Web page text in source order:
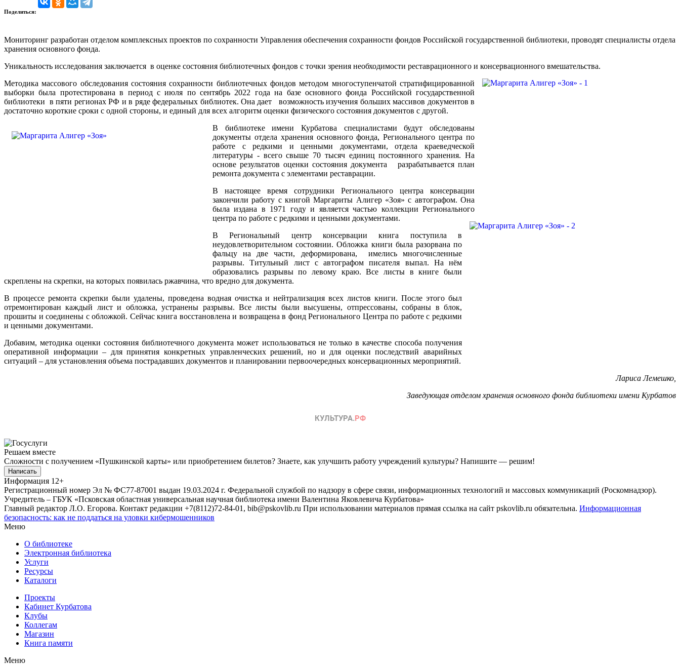
Поделиться:
Мониторинг разработан отделом комплексных проектов по сохранности Управления обеспечения сохранности фондов Российской государственной библиотеки, проводят специалисты отдела
хранения основного фонда.
Уникальность исследования заключается в оценке состояния библиотечных фондов с точки зрения необходимости реставрационного и консервационного вмешательства.
Методика массового обследования состояния сохранности библиотечных фондов методом многоступенчатой стратифицированной
выборки была протестирована в период с июля по сентябрь 2022 года на базе основного фонда Российской государственной
библиотеки в пяти регионах РФ и в ряде федеральных библиотек. Она дает возможность изучения больших массивов документов в
достаточно короткие сроки с одной стороны, и единый для всех алгоритм оценки физического состояния документов с другой.
В библиотеке имени Курбатова специалистами будут обследованы
документы отдела хранения основного фонда, Регионального центра по
работе с редкими и ценными документами, отдела краеведческой
литературы - всего свыше 70 тысяч единиц постоянного хранения. На
основе результатов оценки состояния документа разрабатывается план
ремонта документа с элементами реставрации.
В настоящее время сотрудники Регионального центра консервации
закончили работу с книгой Маргариты Алигер «Зоя» с автографом. Она
была издана в 1971 году и является частью коллекции Регионального
центра по работе с редкими и ценными документами.
В Региональный центр консервации книга поступила в
неудовлетворительном состоянии. Обложка книги была разорвана по
фальцу на две части, деформирована, имелись многочисленные
разрывы. Титульный лист с автографом писателя выпал. На нём
образовались разрывы по левому краю. Все листы в книге были
скреплены на скрепки, на которых появилась ржавчина, что вредно для документа.
В процессе ремонта скрепки были удалены, проведена водная очистка и нейтрализация всех листов книги. После этого был
отремонтирован каждый лист и обложка, устранены разрывы. Все листы были высушены, отпрессованы, собраны в блок,
прошиты и соединены с обложкой. Сейчас книга восстановлена и возвращена в фонд Регионального Центра по работе с редкими
и ценными документами.
Добавим, методика оценки состояния библиотечного документа может использоваться не только в качестве способа получения
оперативной информации – для принятия конкретных управленческих решений, но и для оценки последствий аварийных
ситуаций – для установления объема пострадавших документов и планировании первоочередных консервационных мероприятий.
Лариса Лемешко,
Заведующая отделом хранения основного фонда библиотеки имени Курбатов
Решаем вместе
Сложности с получением «Пушкинской карты» или приобретением билетов? Знаете, как улучшить работу учреждений культуры? Напишите — решим!
Написать
Информация 12+
Регистрационный номер Эл № ФС77-87001 выдан 19.03.2024 г. Федеральной службой по надзору в сфере связи, информационных технологий и массовых коммуникаций (Роскомнадзор).
Учредитель – ГБУК «Псковская областная универсальная научная библиотека имени Валентина Яковлевича Курбатова»
Главный редактор Л.О. Егорова. Контакт редакции +7(8112)72-84-01, bib@pskovlib.ru При использовании материалов прямая ссылка на сайт pskovlib.ru обязательна. Информационная
безопасность: как не поддаться на уловки кибермошенников
Меню
О библиотеке
Электронная библиотека
Услуги
Ресурсы
Каталоги
Проекты
Кабинет Курбатова
Клубы
Коллегам
Магазин
Книга памяти
Меню